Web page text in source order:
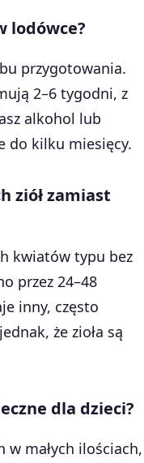
lodówce?
przygotowania.
2–6 tygodni, z
alkohol lub
do kilku miesięcy.
ziół zamiast
kwiatów typu bez
przez 24–48
inny, często
że zioła są
dla dzieci?
w małych ilościach,